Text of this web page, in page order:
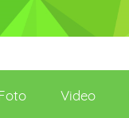
Video